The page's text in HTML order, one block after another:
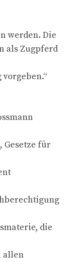
werden. Die
als Zugpferd
Gesetze für
die
allen